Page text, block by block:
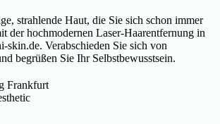
strahlende Haut, die Sie sich schon immer
der hochmodernen Laser-Haarentfernung in
skin.de. Verabschieden Sie sich von
begrüßen Sie Ihr Selbstbewusstsein.
Frankfurt